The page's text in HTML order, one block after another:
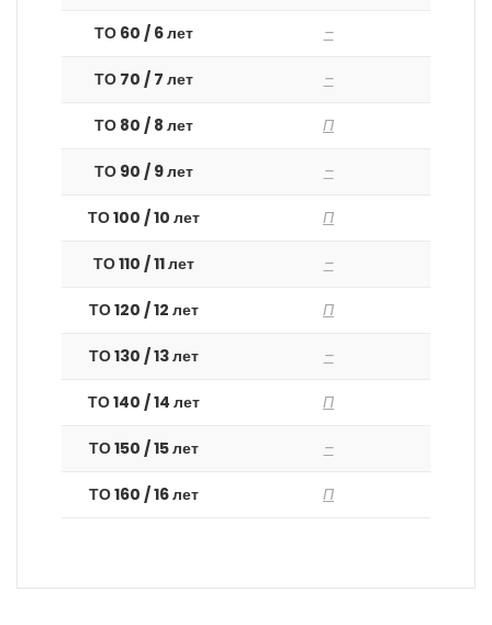
ТО 60 / 6 лет –
ТО 70 / 7 лет –
ТО 80 / 8 лет П
ТО 90 / 9 лет –
ТО 100 / 10 лет П
ТО 110 / 11 лет –
ТО 120 / 12 лет П
ТО 130 / 13 лет –
ТО 140 / 14 лет П
ТО 150 / 15 лет –
ТО 160 / 16 лет П